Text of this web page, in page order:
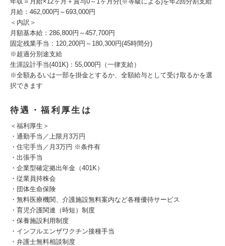
月給：462,000円～693,000円
＜内訳＞
月額基本給：286,800円～457,700円
固定残業手当：120,200円～180,300円(45時間分)
※超過分別途支給
生涯設計手当(401K)：55,000円（一律支給）
※全額あるいは一部を掛金とするか、全額給与として受け取るかを選
択できます
待遇・福利厚生は
＜福利厚生＞
・通勤手当／上限月3万円
・住宅手当／月3万円 ※条件有
・出張手当
・企業型確定拠出年金（401K）
・従業員持株会
・団体生命保険
・無料医療機関、介護施設無料案内など各種優待サービス
・育児介護関連（時短）制度
・保養施設利用制度
・インフルエンザワクチン接種手当
・弁護士無料相談制度